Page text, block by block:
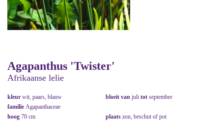
Agapanthus 'Twister'
Afrikaanse lelie
kleur wit, paars, blauw bloeit van juli tot september
familie Agapanthaceae
hoog 70 cm plaats zon, beschut of pot